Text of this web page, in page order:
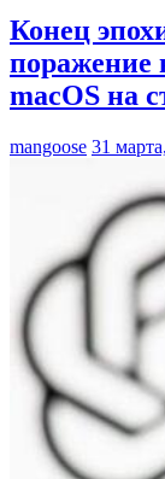
Конец
поражение
macOS на
mangoose 31